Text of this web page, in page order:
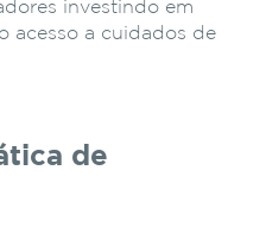
investindo em
acesso a cuidados de
de